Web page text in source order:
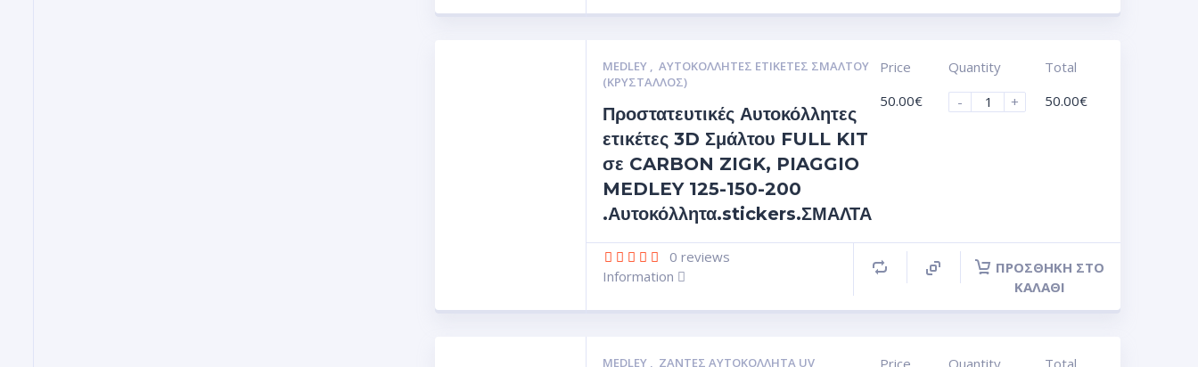
MEDLEY ,ΑΥΤΟΚΌΛΛΗΤΕΣ ΕΤΙΚΈΤΕΣ ΣΜΆΛΤΟΥ
(ΚΡΥΣΤΑΛΛΟΣ)
Προστατευτικές Αυτοκόλλητες
ετικέτες 3D Σμάλτου FULL KIT
σε CARBON ZIGK, PIAGGIO
MEDLEY 125-150-200
.Αυτοκόλλητα.stickers.ΣΜΑΛΤΑ
Price
50.00€
Quantity
-
+
Total
50.00€
0 reviews
Information
ΠΡΟΣΘΉΚΗ ΣΤΟ
ΚΑΛΆΘΙ
MEDLEY , ΖΆΝΤΕΣ ΑΥΤΟΚΌΛΛΗΤΑ UV